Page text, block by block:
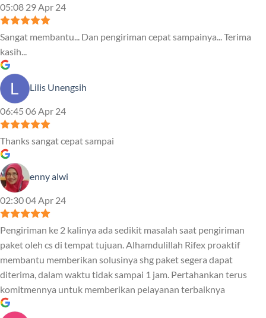
05:08 29 Apr 24
Sangat membantu... Dan pengiriman cepat sampainya... Terima
kasih...
Lilis Unengsih
06:45 06 Apr 24
Thanks sangat cepat sampai
enny alwi
02:30 04 Apr 24
Pengiriman ke 2 kalinya ada sedikit masalah saat pengiriman
paket oleh cs di tempat tujuan. Alhamdulillah Rifex proaktif
membantu memberikan solusinya shg paket segera dapat
diterima, dalam waktu tidak sampai 1 jam. Pertahankan terus
komitmennya untuk memberikan pelayanan terbaiknya